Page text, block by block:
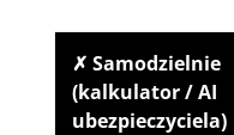
✗ Samodzielnie
(kalkulator / AI
ubezpieczyciela)